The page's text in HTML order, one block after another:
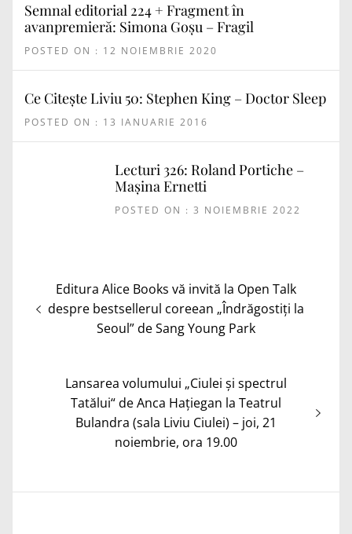
Semnal editorial 224 + Fragment în
avanpremieră: Simona Goșu – Fragil
POSTED ON : 12 NOIEMBRIE 2020
Ce Citește Liviu 50: Stephen King – Doctor Sleep
POSTED ON : 13 IANUARIE 2016
Lecturi 326: Roland Portiche –
Mașina Ernetti
POSTED ON : 3 NOIEMBRIE 2022
Navigare
în
Articolul
anterior:
Editura Alice Books vă invită la Open Talk
despre bestsellerul coreean „Îndrăgostiți la
Seoul” de Sang Young Park
Articolul
următor:
Lansarea volumului „Ciulei și spectrul
Tatălui“ de Anca Hațiegan la Teatrul
Bulandra (sala Liviu Ciulei) – joi, 21
noiembrie, ora 19.00